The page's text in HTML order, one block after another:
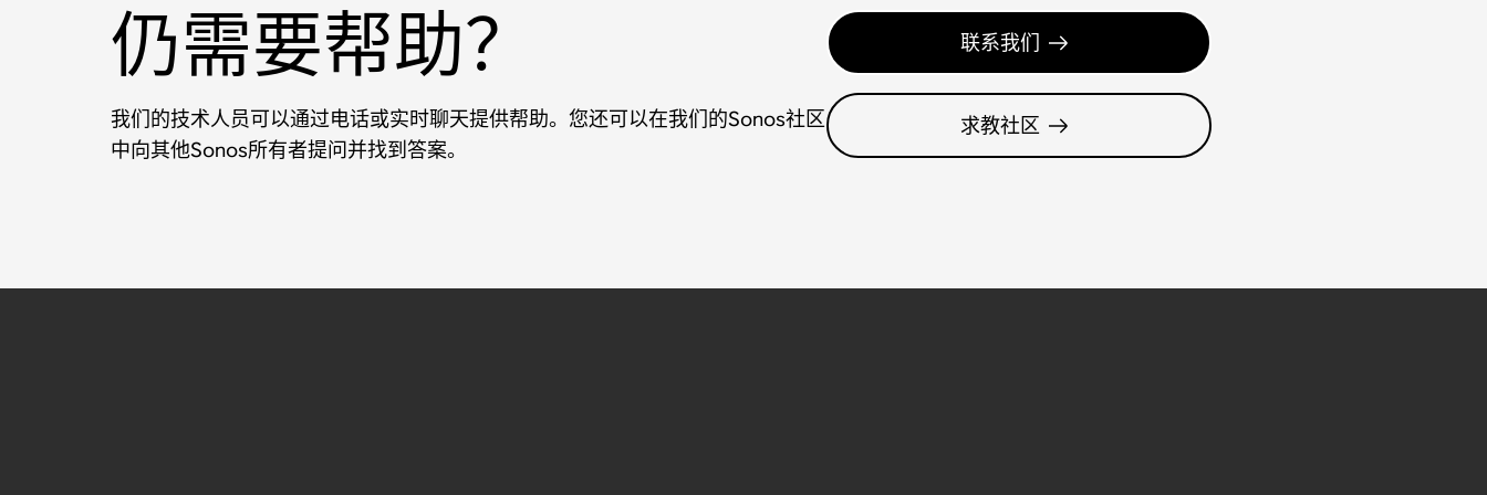
仍需要帮助？
我们的技术人员可以通过电话或实时聊天提供帮助。您还可以在我们的Sonos社区
中向其他Sonos所有者提问并找到答案。
联系我们
求教社区